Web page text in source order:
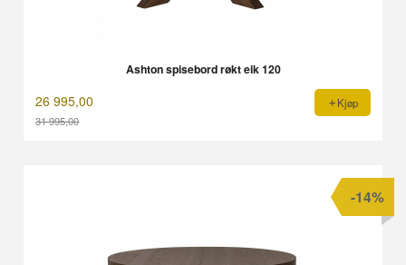
Ashton spisebord røkt eik 120
26 995,00
31 995,00
Kjøp
-14%